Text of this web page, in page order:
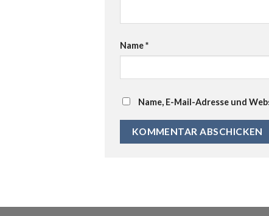
Name*
Name, E-Mail-Adresse und